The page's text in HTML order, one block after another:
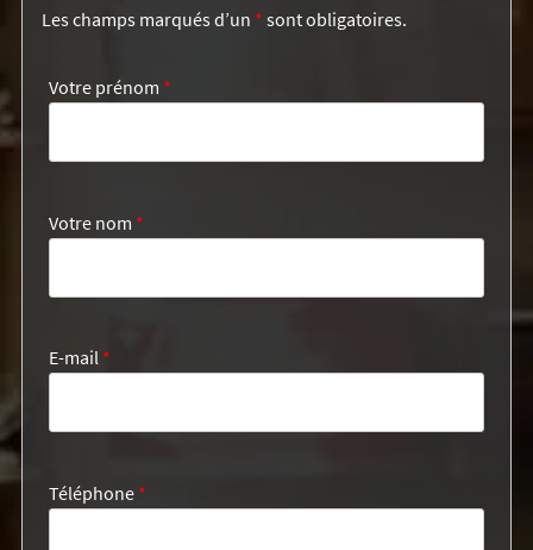
Les champs marqués d’un * sont obligatoires.
Votre prénom *
Votre nom *
E-mail *
Téléphone *